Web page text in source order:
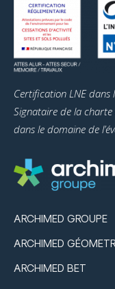
Certification LNE dans
Signataire de la charte
dans le domaine de
ARCHIMED GROUPE
ARCHIMED
ARCHIMED BET